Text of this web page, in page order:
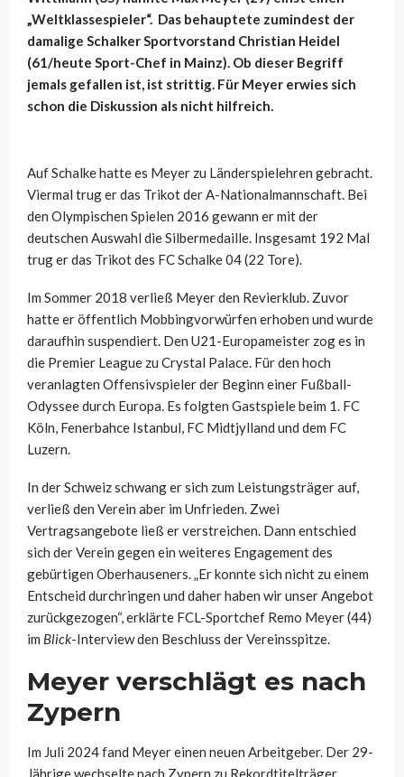
„Weltklassespieler“. Das behauptete zumindest der
damalige Schalker Sportvorstand Christian Heidel
(61/heute Sport-Chef in Mainz). Ob dieser Begriff
jemals gefallen ist, ist strittig. Für Meyer erwies sich
schon die Diskussion als nicht hilfreich.
Auf Schalke hatte es Meyer zu Länderspielehren gebracht.
Viermal trug er das Trikot der A-Nationalmannschaft. Bei
den Olympischen Spielen 2016 gewann er mit der
deutschen Auswahl die Silbermedaille. Insgesamt 192 Mal
trug er das Trikot des FC Schalke 04 (22 Tore).
Im Sommer 2018 verließ Meyer den Revierklub. Zuvor
hatte er öffentlich Mobbingvorwürfen erhoben und wurde
daraufhin suspendiert. Den U21-Europameister zog es in
die Premier League zu Crystal Palace. Für den hoch
veranlagten Offensivspieler der Beginn einer Fußball-
Odyssee durch Europa. Es folgten Gastspiele beim 1. FC
Köln, Fenerbahce Istanbul, FC Midtjylland und dem FC
Luzern.
In der Schweiz schwang er sich zum Leistungsträger auf,
verließ den Verein aber im Unfrieden. Zwei
Vertragsangebote ließ er verstreichen. Dann entschied
sich der Verein gegen ein weiteres Engagement des
gebürtigen Oberhauseners. „Er konnte sich nicht zu einem
Entscheid durchringen und daher haben wir unser Angebot
zurückgezogen“, erklärte FCL-Sportchef Remo Meyer (44)
im Blick-Interview den Beschluss der Vereinsspitze.
Meyer verschlägt es nach
Zypern
Im Juli 2024 fand Meyer einen neuen Arbeitgeber. Der 29-
Jährige wechselte nach Zypern zu Rekordtitelträger